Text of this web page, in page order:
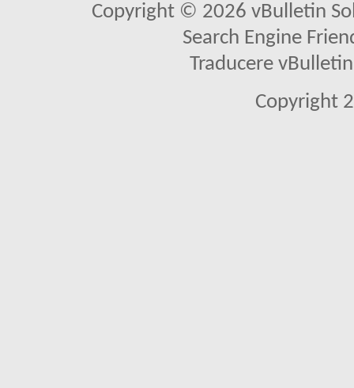
Copyright © 2026 vBulletin
Search Engine
Traducere
Copyright